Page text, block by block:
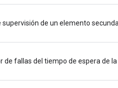
de un elemento
de fallas del tiempo de espera de